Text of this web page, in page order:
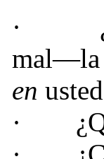
·
mal—la
en
·